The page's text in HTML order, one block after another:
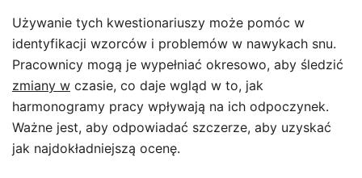
Używanie tych kwestionariuszy może pomóc w
identyfikacji wzorców i problemów w nawykach snu.
Pracownicy mogą je wypełniać okresowo, aby śledzić
zmiany w czasie, co daje wgląd w to, jak
harmonogramy pracy wpływają na ich odpoczynek.
Ważne jest, aby odpowiadać szczerze, aby uzyskać
jak najdokładniejszą ocenę.